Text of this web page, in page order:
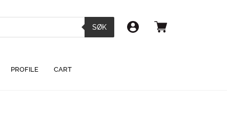
SØK
PROFILE CART